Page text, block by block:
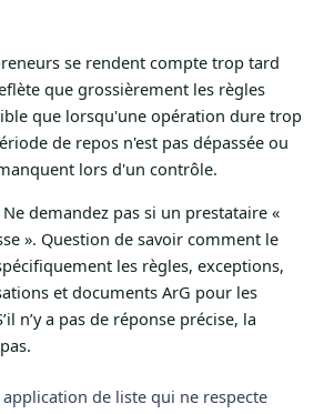
se rendent compte trop tard
que grossièrement les règles
que lorsqu'une opération dure trop
de repos n'est pas dépassée ou
lors d'un contrôle.
demandez pas si un prestataire «
». Question de savoir comment le
les règles, exceptions,
et documents ArG pour les
n’y a pas de réponse précise, la
de liste qui ne respecte